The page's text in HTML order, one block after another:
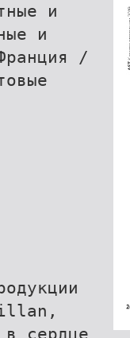
и
и
/
в сердце